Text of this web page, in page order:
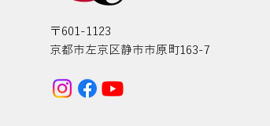
〒601-1123
京都市左京区静市市原町163-7